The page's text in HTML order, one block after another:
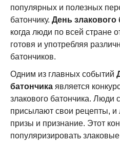
популярных и полезных
батончику. День злакового
когда люди по всей стране
готовя и употребляя
батончиков.
Одним из главных событий
батончика является
злакового батончика. Люди
присылают свои рецепты, и
призы и признание. Этот
популяризировать